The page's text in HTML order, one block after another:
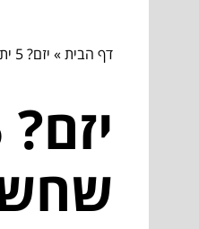
דף הבית» יזם? 5 יתרונות של עורך דין לליווי יזמים שחשוב להכיר